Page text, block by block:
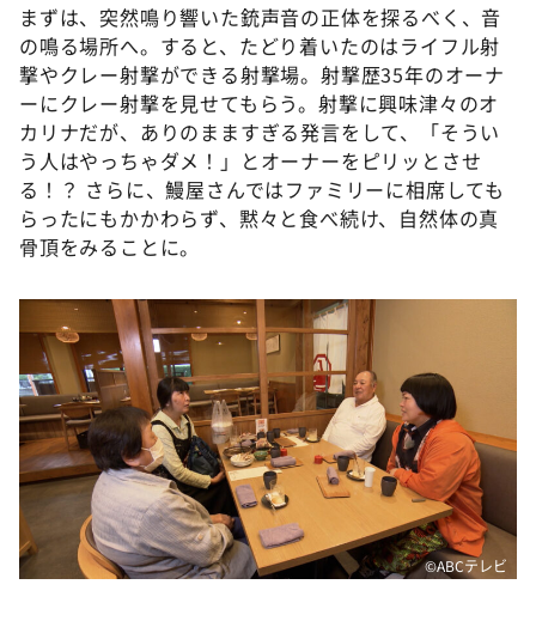
まずは、突然鳴り響いた銃声音の正体を探るべく、音
の鳴る場所へ。すると、たどり着いたのはライフル射
撃やクレー射撃ができる射撃場。射撃歴35年のオーナ
ーにクレー射撃を見せてもらう。射撃に興味津々のオ
カリナだが、ありのまますぎる発言をして、「そうい
う人はやっちゃダメ！」とオーナーをピリッとさせ
る！？ さらに、鰻屋さんではファミリーに相席しても
らったにもかかわらず、黙々と食べ続け、自然体の真
骨頂をみることに。
©ABCテレビ